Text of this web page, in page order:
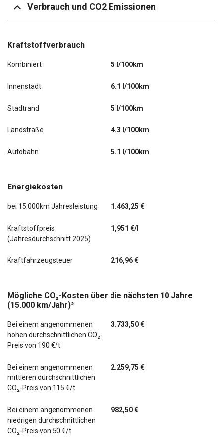
Verbrauch und CO2 Emissionen
Kraftstoffverbrauch
Kombiniert 5 l/100km
Innenstadt 6.1 l/100km
Stadtrand 5 l/100km
Landstraße 4.3 l/100km
Autobahn 5.1 l/100km
Energiekosten
bei 15.000km Jahresleistung 1.463,25 €
Kraftstoffpreis
(Jahresdurchschnitt 2025)
1,951 €/l
Kraftfahrzeugsteuer 216,96 €
Mögliche CO₂-Kosten über die nächsten 10 Jahre
(15.000 km/Jahr)²
Bei einem angenommenen
hohen durchschnittlichen CO₂-
Preis von 190 €/t
3.733,50 €
Bei einem angenommenen
mittleren durchschnittlichen
CO₂-Preis von 115 €/t
2.259,75 €
Bei einem angenommenen
niedrigen durchschnittlichen
CO₂-Preis von 50 €/t
982,50 €